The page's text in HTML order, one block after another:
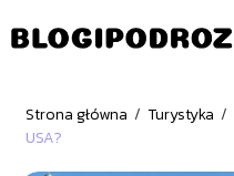
Strona główna / Turystyka /
USA?